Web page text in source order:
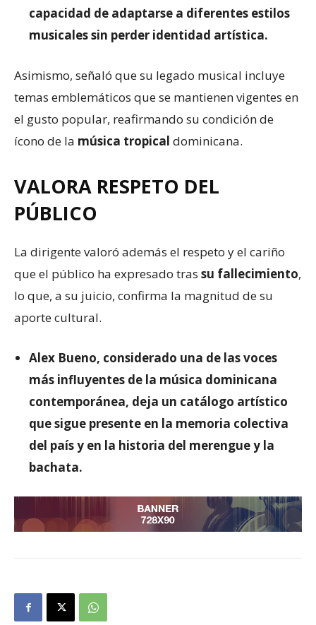
capacidad de adaptarse a diferentes estilos
musicales sin perder identidad artística.
Asimismo, señaló que su legado musical incluye
temas emblemáticos que se mantienen vigentes en
el gusto popular, reafirmando su condición de
ícono de la música tropical dominicana.
VALORA RESPETO DEL
PÚBLICO
La dirigente valoró además el respeto y el cariño
que el público ha expresado tras su fallecimiento,
lo que, a su juicio, confirma la magnitud de su
aporte cultural.
Alex Bueno, considerado una de las voces
más influyentes de la música dominicana
contemporánea, deja un catálogo artístico
que sigue presente en la memoria colectiva
del país y en la historia del merengue y la
bachata.